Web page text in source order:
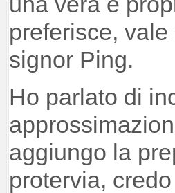
preferisce,
signor Ping.
Ho parlato di
aggiungo la
protervia,